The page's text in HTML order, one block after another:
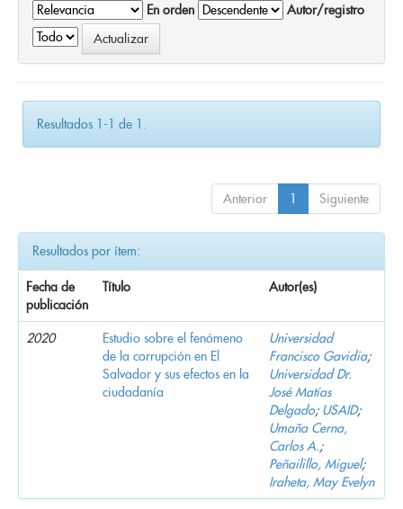
En orden
Autor/registro
Resultados 1-1 de 1.
Anterior 1 Siguiente
Resultados por ítem:
Fecha de
publicación
Título Autor(es)
2020
Estudio sobre el fenómeno
de la corrupción en El
Salvador y sus efectos en la
ciudadanía
Universidad
Francisco Gavidia;
Universidad Dr.
José Matías
Delgado; USAID;
Umaña Cerna,
Carlos A.;
Peñailillo, Miguel;
Iraheta, May Evelyn